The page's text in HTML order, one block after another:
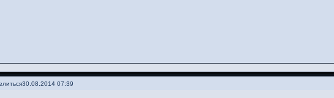
30.08.2014 07:39